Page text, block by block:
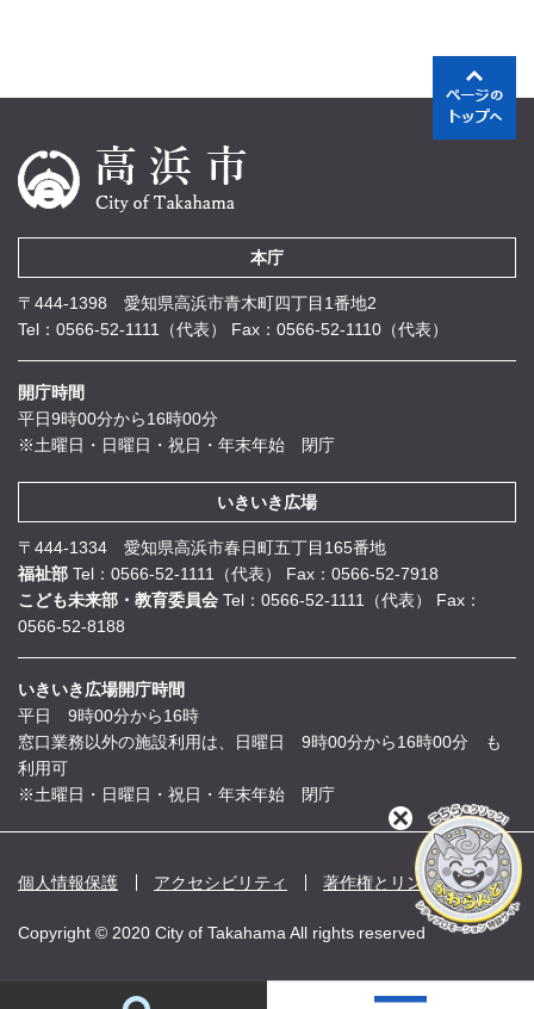
本庁
〒444-1398 愛知県高浜市青木町四丁目1番地2
Tel：0566-52-1111（代表）
Fax：0566-52-1110（代表）
開庁時間
平日9時00分から16時00分
※土曜日・日曜日・祝日・年末年始 閉庁
いきいき広場
〒444-1334 愛知県高浜市春日町五丁目165番地
福祉部 Tel：0566-52-1111（代表）
Fax：0566-52-7918
こども未来部・教育委員会 Tel：0566-52-1111（代表）
Fax：
0566-52-8188
いきいき広場開庁時間
平日 9時00分から16時
窓口業務以外の施設利用は、日曜日 9時00分から16時00分 も
利用可
※土曜日・日曜日・祝日・年末年始 閉庁
個人情報保護 アクセシビリティ 著作権とリンク
Copyright © 2020 City of Takahama All rights reserved
閉